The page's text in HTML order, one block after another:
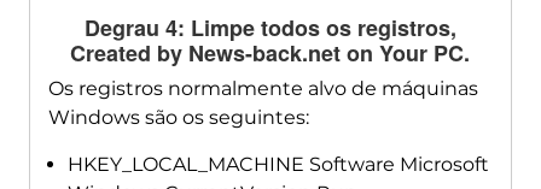
Degrau 4: Limpe todos os registros,
Created by News-back.net on Your PC.
Os registros normalmente alvo de máquinas
Windows são os seguintes:
HKEY_LOCAL_MACHINE Software Microsoft